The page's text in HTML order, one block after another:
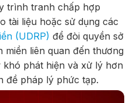
trình tranh chấp hợp
tài liệu hoặc sử dụng các
(UDRP) để đòi quyền sở
liên quan đến thương
phát hiện và xử lý hơn
đề pháp lý phức tạp.